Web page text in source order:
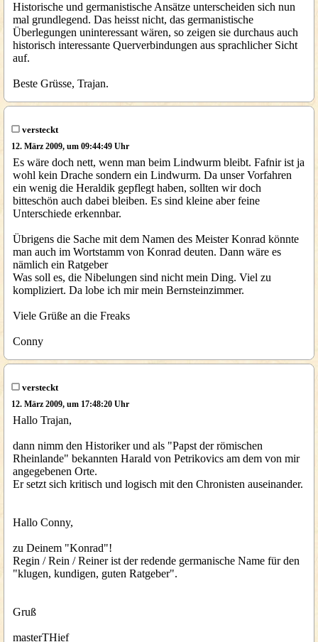
Historische und germanistische Ansätze unterscheiden sich nun
mal grundlegend. Das heisst nicht, das germanistische
Überlegungen uninteressant wären, so zeigen sie durchaus auch
historisch interessante Querverbindungen aus sprachlicher Sicht
auf.
Beste Grüsse, Trajan.
versteckt
12. März 2009, um 09:44:49 Uhr
Es wäre doch nett, wenn man beim Lindwurm bleibt. Fafnir ist ja
wohl kein Drache sondern ein Lindwurm. Da unser Vorfahren
ein wenig die Heraldik gepflegt haben, sollten wir doch
bitteschön auch dabei bleiben. Es sind kleine aber feine
Unterschiede erkennbar.
Übrigens die Sache mit dem Namen des Meister Konrad könnte
man auch im Wortstamm von Konrad deuten. Dann wäre es
nämlich ein Ratgeber
Was soll es, die Nibelungen sind nicht mein Ding. Viel zu
kompliziert. Da lobe ich mir mein Bernsteinzimmer.
Viele Grüße an die Freaks
Conny
versteckt
12. März 2009, um 17:48:20 Uhr
Hallo Trajan,
dann nimm den Historiker und als "Papst der römischen
Rheinlande" bekannten Harald von Petrikovics am dem von mir
angegebenen Orte.
Er setzt sich kritisch und logisch mit den Chronisten auseinander.
Hallo Conny,
zu Deinem "Konrad"!
Regin / Rein / Reiner ist der redende germanische Name für den
"klugen, kundigen, guten Ratgeber".
Gruß
masterTHief